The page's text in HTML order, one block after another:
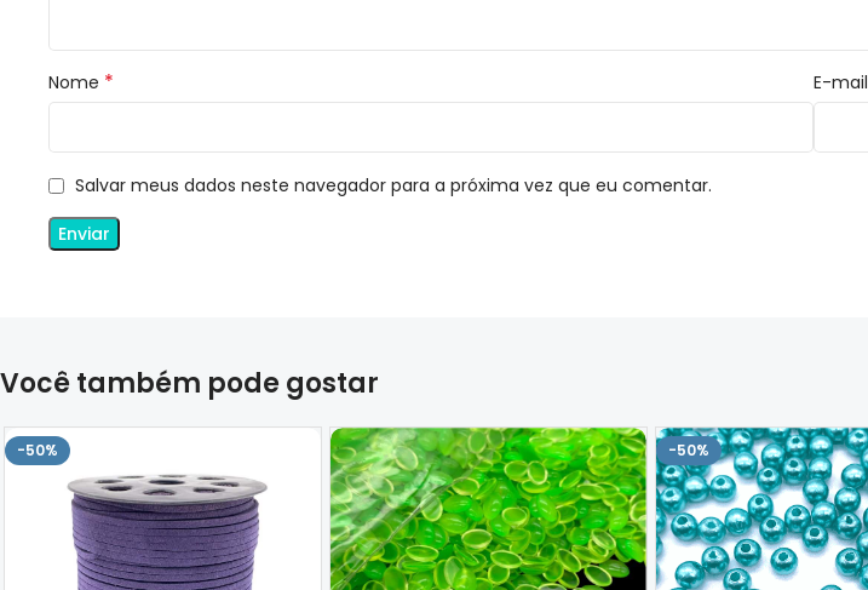
Nome * E-mail
Salvar meus dados neste navegador para a próxima vez que eu comentar.
Você também pode gostar
-50% -50%